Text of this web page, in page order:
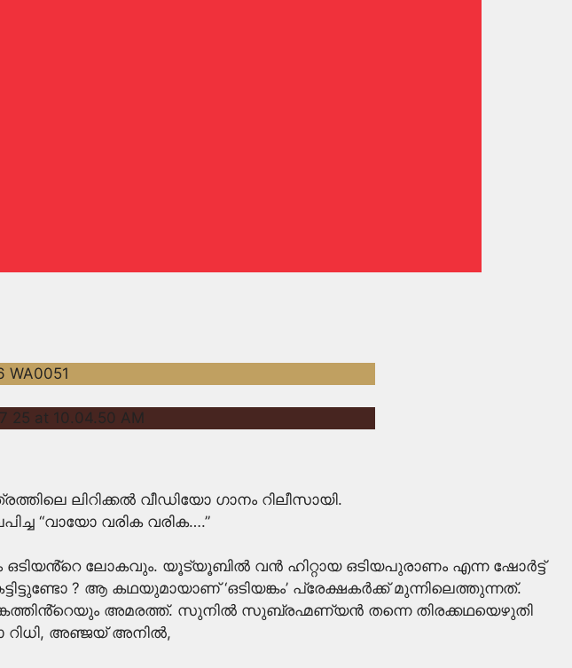
ലിറിക്കൽ വീഡിയോ ഗാനം റിലീസായി.
“വായോ വരിക വരിക….”
ഒടിയൻ്റെ ലോകവും. യൂട്യൂബിൽ വൻ ഹിറ്റായ ഒടിയപുരാണം എന്ന ഷോർട്ട്
? ആ കഥയുമായാണ് ‘ഒടിയങ്കം’ പ്രേക്ഷകർക്ക് മുന്നിലെത്തുന്നത്.
അമരത്ത്. സുനിൽ സുബ്രഹ്മണ്യൻ തന്നെ തിരക്കഥയെഴുതി
റിധി, അഞ്ജയ് അനിൽ,